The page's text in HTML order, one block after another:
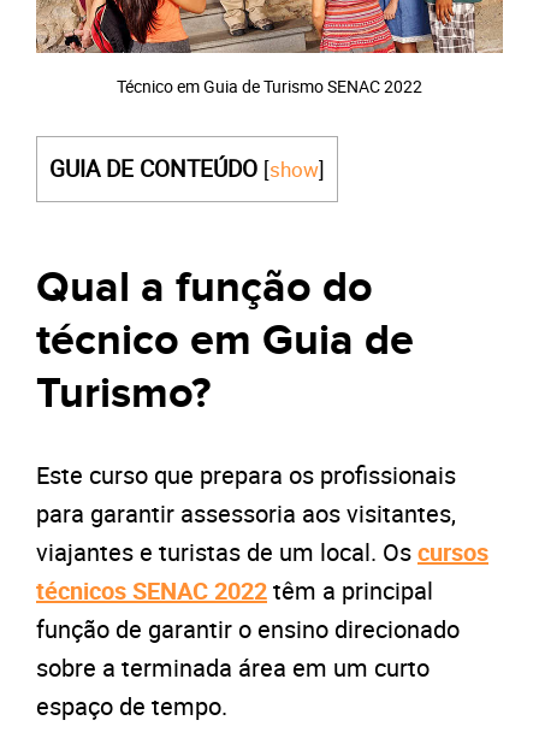
Técnico em Guia de Turismo SENAC 2022
GUIA DE CONTEÚDO [show]
Qual a função do
técnico em Guia de
Turismo?
Este curso que prepara os profissionais
para garantir assessoria aos visitantes,
viajantes e turistas de um local. Oscursos
técnicos SENAC 2022têm a principal
função de garantir o ensino direcionado
sobre a terminada área em um curto
espaço de tempo.